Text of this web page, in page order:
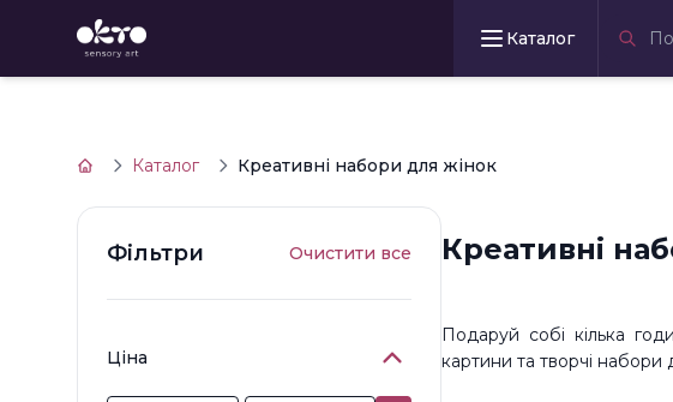
Каталог
Каталог Креативні набори для жінок
Фільтри Очистити все
Ціна
Креативні
Подаруй собі кілька
картини та творчі набори